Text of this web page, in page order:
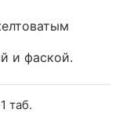
и фаской.
1 таб.